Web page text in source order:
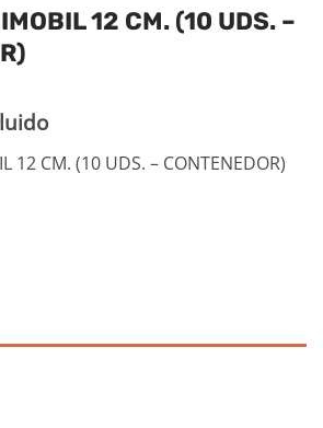
12 CM. (10 UDS. –
12 CM. (10 UDS. – CONTENEDOR)